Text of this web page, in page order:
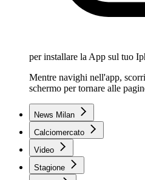
per installare la App sul tuo
Mentre navighi nell'app,
schermo per tornare alle
News Milan
Calciomercato
Video
Stagione